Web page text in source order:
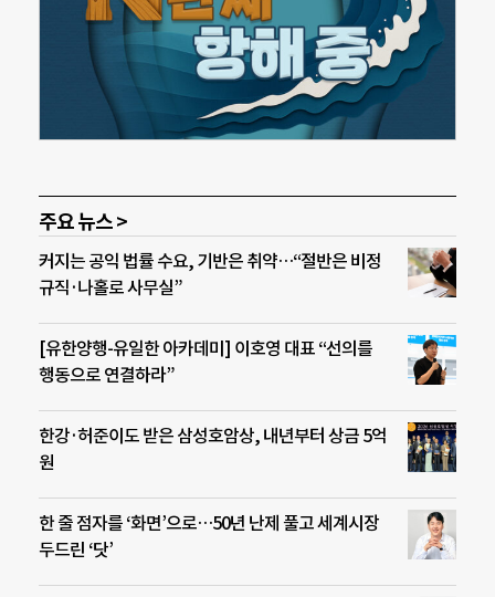
주요 뉴스 >
커지는 공익 법률 수요, 기반은 취약…“절반은 비정
규직·나홀로 사무실”
[유한양행-유일한 아카데미] 이호영 대표 “선의를
행동으로 연결하라”
한강·허준이도 받은 삼성호암상, 내년부터 상금 5억
원
한 줄 점자를 ‘화면’으로…50년 난제 풀고 세계시장
두드린 ‘닷’